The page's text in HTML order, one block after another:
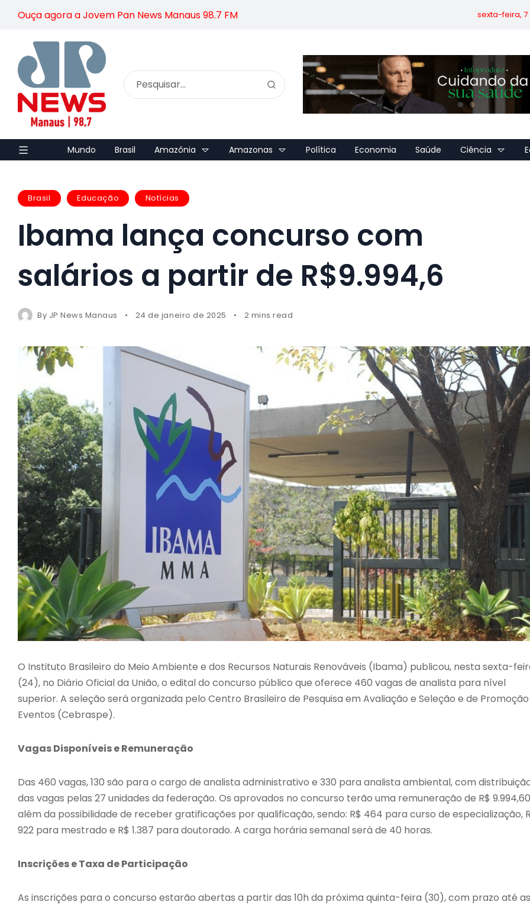
Ouça agora a Jovem Pan News Manaus 98.7 FM sexta-feira, 7
Mundo Brasil Amazônia Amazonas Política Economia Saúde Ciência
Brasil Educação Notícias
Ibama lança concurso com
salários a partir de R$9.994,6
By JP News Manaus 24 de janeiro de 2025 2 mins read
O Instituto Brasileiro do Meio Ambiente e dos Recursos Naturais Renováveis (Ibama) publicou, nesta sexta-
(24), no Diário Oficial da União, o edital do concurso público que oferece 460 vagas de analista para nível
superior. A seleção será organizada pelo Centro Brasileiro de Pesquisa em Avaliação e Seleção e de
Eventos (Cebraspe).
Vagas Disponíveis e Remuneração
Das 460 vagas, 130 são para o cargo de analista administrativo e 330 para analista ambiental, com
das vagas pelas 27 unidades da federação. Os aprovados no concurso terão uma remuneração de R$
além da possibilidade de receber gratificações por qualificação, sendo: R$ 464 para curso de especialização,
922 para mestrado e R$ 1.387 para doutorado. A carga horária semanal será de 40 horas.
Inscrições e Taxa de Participação
As inscrições para o concurso estarão abertas a partir das 10h da próxima quinta-feira (30), com prazo até as